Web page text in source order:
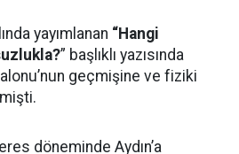
yayımlanan “Hangi
” başlıklı yazısında
geçmişine ve fiziki
döneminde Aydın’a